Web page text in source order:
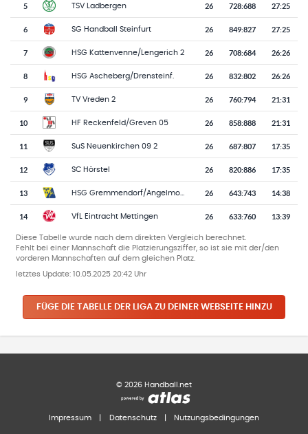
5 TSV Ladbergen 26 728:688 27:25
6 SG Handball Steinfurt 26 849:827 27:25
7 HSG Kattenvenne/Lengerich 2 26 708:684 26:26
8 HSG Ascheberg/Drensteinf. 26 832:802 26:26
9 TV Vreden 2 26 760:794 21:31
10 HF Reckenfeld/Greven 05 26 858:888 21:31
11 SuS Neuenkirchen 09 2 26 687:807 17:35
12 SC Hörstel 26 820:886 17:35
13 26 643:743 14:38
14 VfL Eintracht Mettingen 26 633:760 13:39
Diese Tabelle wurde nach dem direkten Vergleich berechnet.
Fehlt bei einer Mannschaft die Platzierungsziffer, so ist sie mit der/den
vorderen Mannschaften auf dem gleichen Platz.
letztes Update: 10.05.2025 20:42 Uhr
FÜGE DIE TABELLE DER LIGA ZU DEINER WEBSEITE HINZU
© 2026 Handball.net
Impressum Datenschutz Nutzungsbedingungen